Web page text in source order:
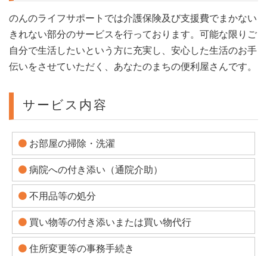
のんのライフサポートでは介護保険及び支援費でまかない
きれない部分のサービスを行っております。可能な限りご
自分で生活したいという方に充実し、安心した生活のお手
伝いをさせていただく、あなたのまちの便利屋さんです。
サービス内容
お部屋の掃除・洗濯
病院への付き添い（通院介助）
不用品等の処分
買い物等の付き添いまたは買い物代行
住所変更等の事務手続き